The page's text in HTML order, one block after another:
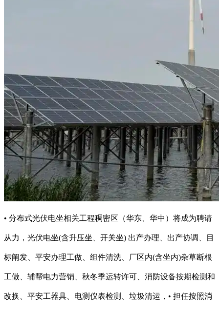
• 分布式光伏电坐相关工程稠密区（华东、华中）将成为聘请
从力，光伏电坐(含升压坐、开关坐) 出产办理、出产协调、目
标阐发、平安办理工做、组件清洗、厂区内(含坐内)杂草断根
工做、辅帮电力营销、秋冬季运转许可、消防设备按期检测和
改换、平安工器具、电测仪表检测、垃圾清运，• 担任按照消